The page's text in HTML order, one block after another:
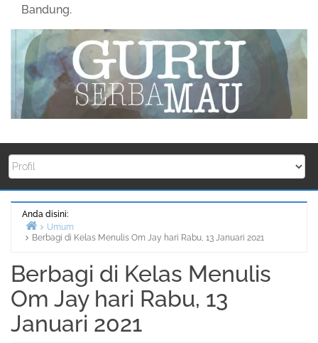
Bandung.
Anda disini:
Beranda
Umum
Berbagi di Kelas Menulis Om Jay hari Rabu, 13 Januari 2021
Berbagi di Kelas Menulis
Om Jay hari Rabu, 13
Januari 2021